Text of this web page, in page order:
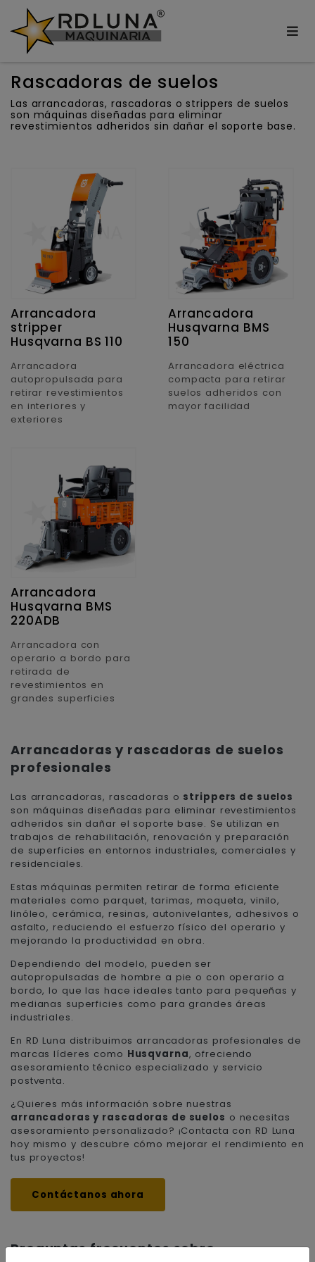
Rascadoras de suelos
Las arrancadoras, rascadoras o strippers de suelos
son máquinas diseñadas para eliminar
revestimientos adheridos sin dañar el soporte base.
Arrancadora
stripper
Husqvarna BS 110
Arrancadora
autopropulsada para
retirar revestimientos
en interiores y
exteriores
Arrancadora
Husqvarna BMS
150
Arrancadora eléctrica
compacta para retirar
suelos adheridos con
mayor facilidad
Arrancadora
Husqvarna BMS
220ADB
Arrancadora con
operario a bordo para
retirada de
revestimientos en
grandes superficies
Arrancadoras y rascadoras de suelos
profesionales
Las arrancadoras, rascadoras o strippers de suelos
son máquinas diseñadas para eliminar revestimientos
adheridos sin dañar el soporte base. Se utilizan en
trabajos de rehabilitación, renovación y preparación
de superficies en entornos industriales, comerciales y
residenciales.
Estas máquinas permiten retirar de forma eficiente
materiales como parquet, tarimas, moqueta, vinilo,
linóleo, cerámica, resinas, autonivelantes, adhesivos o
asfalto, reduciendo el esfuerzo físico del operario y
mejorando la productividad en obra.
Dependiendo del modelo, pueden ser
autopropulsadas de hombre a pie o con operario a
bordo, lo que las hace ideales tanto para pequeñas y
medianas superficies como para grandes áreas
industriales.
En RD Luna distribuimos arrancadoras profesionales de
marcas líderes como Husqvarna, ofreciendo
asesoramiento técnico especializado y servicio
postventa.
¿Quieres más información sobre nuestras
arrancadoras y rascadoras de suelos o necesitas
asesoramiento personalizado? ¡Contacta con RD Luna
hoy mismo y descubre cómo mejorar el rendimiento en
tus proyectos!
Contáctanos ahora
Preguntas frecuentes sobre